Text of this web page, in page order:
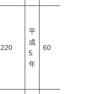
220
平
成
5
年
60